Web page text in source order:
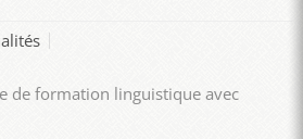
de formation linguistique avec